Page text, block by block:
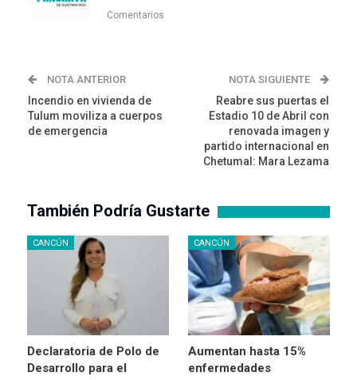
Comentarios
NOTA ANTERIOR
Incendio en vivienda de
Tulum moviliza a cuerpos
de emergencia
NOTA SIGUIENTE
Reabre sus puertas el
Estadio 10 de Abril con
renovada imagen y
partido internacional en
Chetumal: Mara Lezama
También Podría Gustarte
CANCÚN
Declaratoria de Polo de
Desarrollo para el
CANCÚN
Aumentan hasta 15%
enfermedades